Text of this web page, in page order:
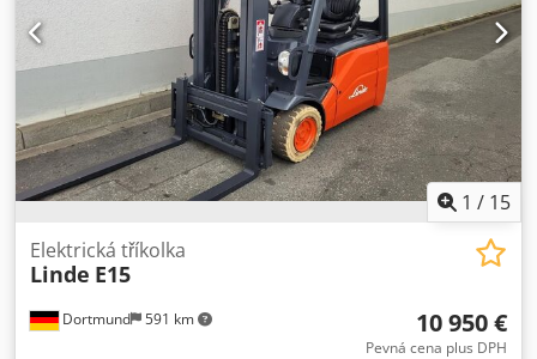
1 / 15
Dortmund 591 km
Elektrická tříkolka
Linde E15
10 950 €
Pevná cena plus DPH